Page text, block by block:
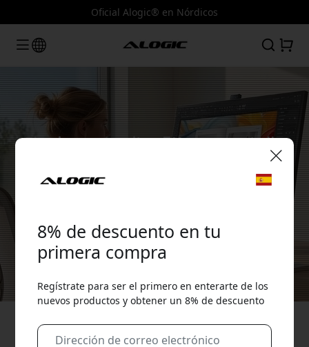
Oficial Alogic® en Nórdicos
El primer monitor 5K con pantalla
Monitor UHD táctil Alogic Clarity 5K de 27"
Entregas rápidas | 30 días de compra abierta |
Comercio electrónico seguro desde la tienda oficial
8% de descuento en tu
primera compra
Regístrate para ser el primero en enterarte de los
nuevos productos y obtener un 8% de descuento
🎉 Tu código de descuento:
Usa este código en la caja para obtener 8% de
descuento.